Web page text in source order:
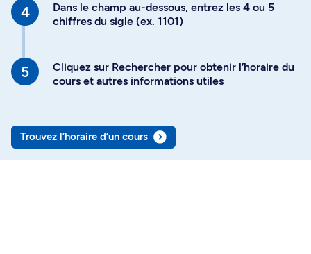
Dans le champ au-dessous, entrez les 4 ou 5
chiffres du sigle (ex. 1101)
Cliquez sur Rechercher pour obtenir l’horaire du
cours et autres informations utiles
Trouvez l’horaire d’un cours